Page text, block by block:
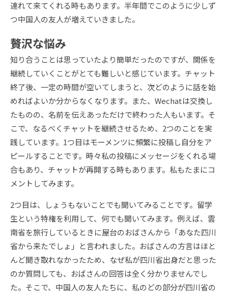
連れて来てくれる時もあります。半年間でこのように少しず
つ中国人の友人が増えていきました。
贅沢な悩み
知り合うことは思っていたより簡単だったのですが、関係を
継続していくことがとても難しいと感じています。チャット
終了後、一定の時間が空いてしまうと、次どのように話を始
めればよいか分からなくなります。また、Wechatは交換し
たものの、名前を伝えあっただけで終わった人もいます。そ
こで、なるべくチャットを継続させるため、2つのことを実
践しています。1つ目はモーメンツに頻繁に投稿し自分をア
ピールすることです。時々私の投稿にメッセージをくれる場
合もあり、チャットが再開する時もあります。私もたまにコ
メントしてみます。
2つ目は、しょうもないことでも聞いてみることです。留学
生という特権を利用して、何でも聞いてみます。例えば、雲
南省を旅行しているときに屋台のおばさんから「あなた四川
省から来たでしょ」と言われました。おばさんの方言はほと
んど聞き取れなかったため、なぜ私が四川省出身だと思った
のか質問しても、おばさんの回答は全く分かりませんでし
た。そこで、中国人の友人たちに、私のどの部分が四川省の